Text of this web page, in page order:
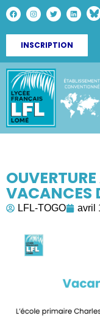
INSCRIPTION
VACANCES
LFL-TOGO avril